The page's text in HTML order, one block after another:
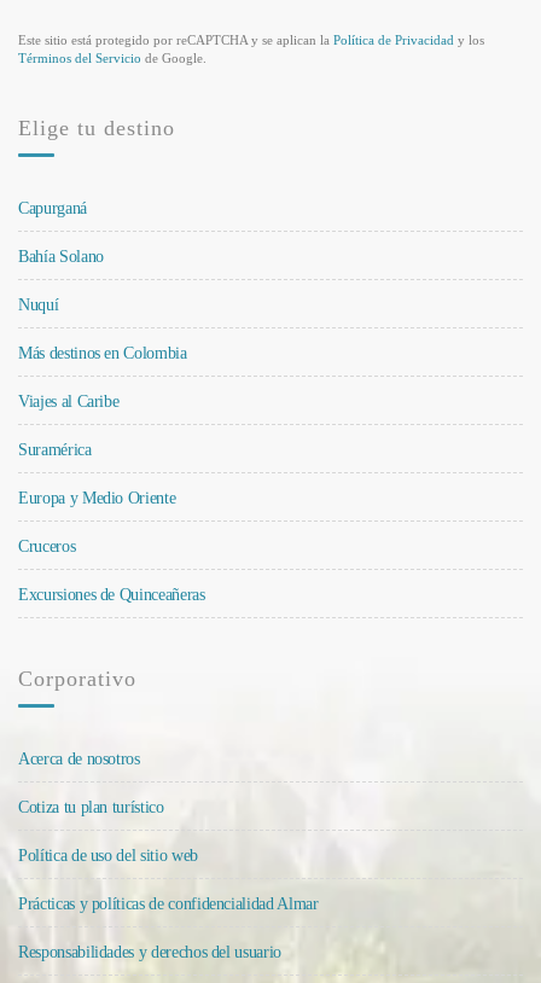
Este sitio está protegido por reCAPTCHA y se aplican la Política de Privacidad y los
Términos del Servicio de Google.
Elige tu destino
Capurganá
Bahía Solano
Nuquí
Más destinos en Colombia
Viajes al Caribe
Suramérica
Europa y Medio Oriente
Cruceros
Excursiones de Quinceañeras
Corporativo
Acerca de nosotros
Cotiza tu plan turístico
Política de uso del sitio web
Prácticas y políticas de confidencialidad Almar
Responsabilidades y derechos del usuario